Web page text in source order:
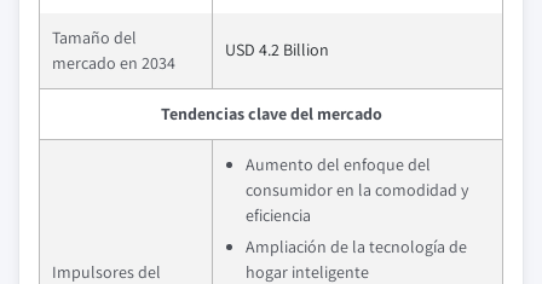
Tamaño del
mercado en 2034
USD 4.2 Billion
Tendencias clave del mercado
Impulsores del
Aumento del enfoque del
consumidor en la comodidad y
eficiencia
Ampliación de la tecnología de
hogar inteligente